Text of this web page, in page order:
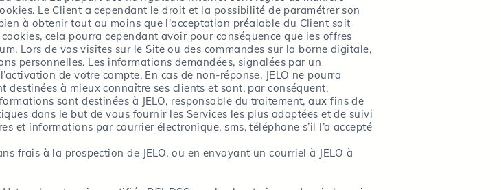
Le Client a cependant le droit et la possibilité de paramétrer son
à obtenir tout au moins que l'acceptation préalable du Client soit
cela pourra cependant avoir pour conséquence que les offres
Lors de vos visites sur le Site ou des commandes sur la borne digitale,
personnelles. Les informations demandées, signalées par un
de votre compte. En cas de non-réponse, JELO ne pourra
destinées à mieux connaître ses clients et sont, par conséquent,
sont destinées à JELO, responsable du traitement, aux fins de
dans le but de vous fournir les Services les plus adaptées et de suivi
et informations par courrier électronique, sms, téléphone s’il l’a accepté
frais à la prospection de JELO, ou en envoyant un courriel à JELO à